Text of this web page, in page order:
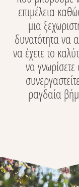
επιμέλεια
μια
δυνατότητα να
να έχετε το
να
ραγδαία